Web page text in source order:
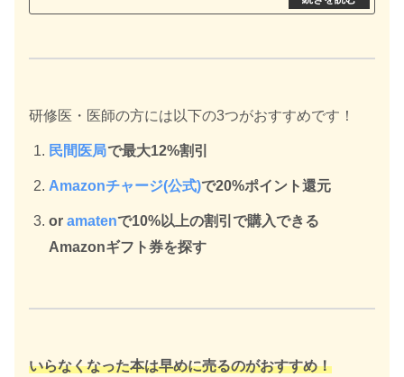
研修医・医師の方には以下の3つがおすすめです！
民間医局で最大12%割引
Amazonチャージ(公式)で20%ポイント還元
oramatenで10%以上の割引で購入できる
Amazonギフト券を探す
いらなくなった本は早めに売るのがおすすめ！